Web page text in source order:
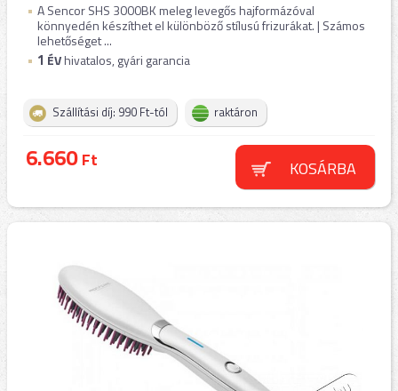
A Sencor SHS 3000BK meleg levegős hajformázóval
könnyedén készíthet el különböző stílusú frizurákat. | Számos
lehetőséget ...
1 ÉVhivatalos, gyári garancia
Szállítási díj: 990 Ft-tól raktáron
6.660Ft KOSÁRBA